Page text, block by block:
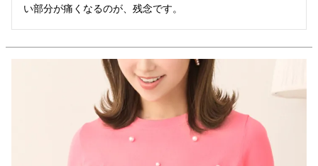
い部分が痛くなるのが、残念です。